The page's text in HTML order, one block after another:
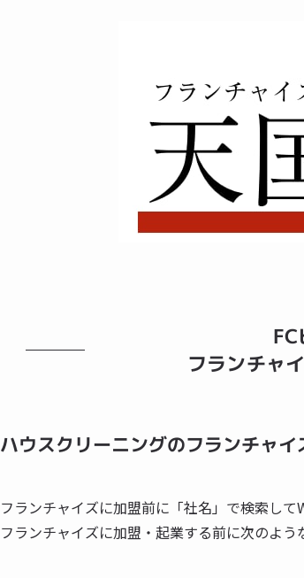
フランチャ
ハウスクリーニングのフランチャ
フランチャイズに加盟前に「社名」で検索して
フランチャイズに加盟・起業する前に次のよう